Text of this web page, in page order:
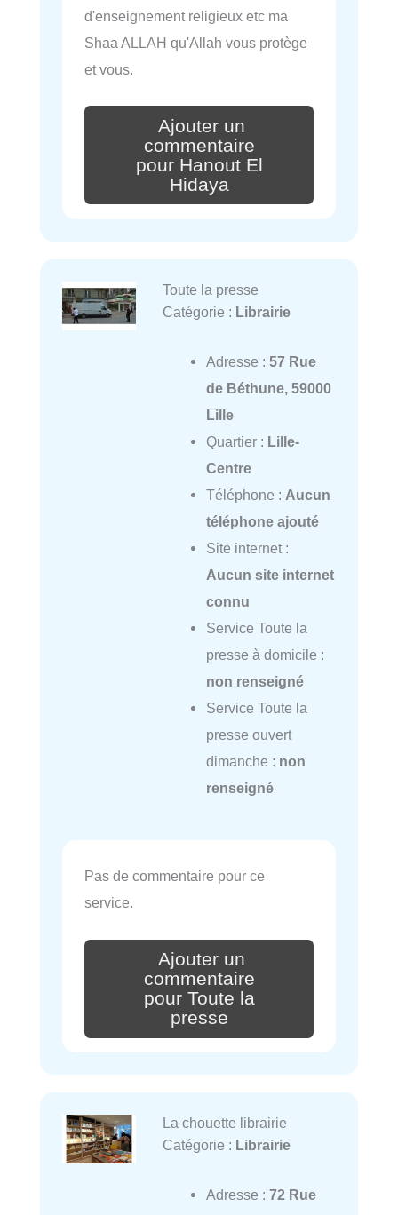
d'enseignement religieux etc ma
Shaa ALLAH qu'Allah vous protège
et vous.
Ajouter un
commentaire
pour Hanout El
Hidaya
Toute la presse
Catégorie : Librairie
Adresse : 57 Rue
de Béthune, 59000
Lille
Quartier : Lille-
Centre
Téléphone : Aucun
téléphone ajouté
Site internet :
Aucun site internet
connu
Service Toute la
presse à domicile :
non renseigné
Service Toute la
presse ouvert
dimanche : non
renseigné
Pas de commentaire pour ce
service.
Ajouter un
commentaire
pour Toute la
presse
La chouette librairie
Catégorie : Librairie
Adresse : 72 Rue